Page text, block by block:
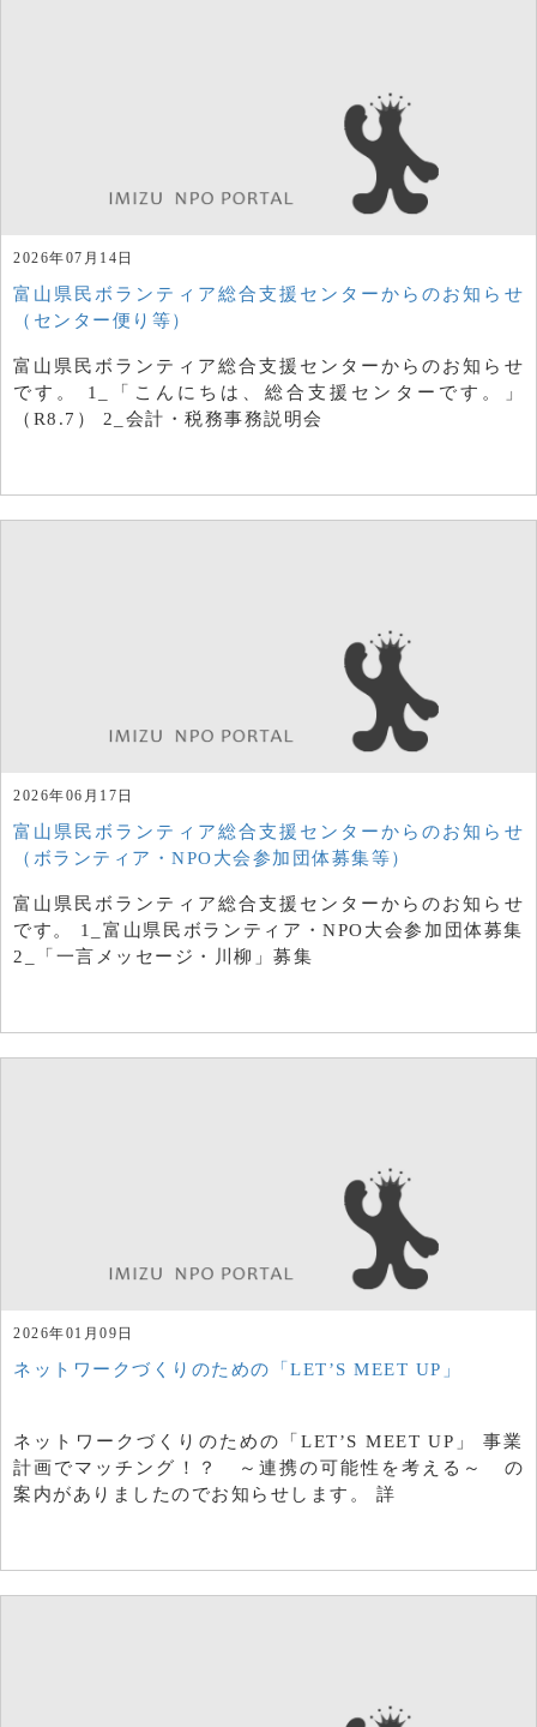
2026年07月14日
富山県民ボランティア総合支援センターからのお知らせ
（センター便り等）
富山県民ボランティア総合支援センターからのお知らせ
です。 1_「こんにちは、総合支援センターです。」
（R8.7） 2_会計・税務事務説明会
2026年06月17日
富山県民ボランティア総合支援センターからのお知らせ
（ボランティア・NPO大会参加団体募集等）
富山県民ボランティア総合支援センターからのお知らせ
です。 1_富山県民ボランティア・NPO大会参加団体募集
2_「一言メッセージ・川柳」募集
2026年01月09日
ネットワークづくりのための「LET’S MEET UP」
ネットワークづくりのための「LET’S MEET UP」 事業
計画でマッチング！？ ～連携の可能性を考える～ の
案内がありましたのでお知らせします。 詳